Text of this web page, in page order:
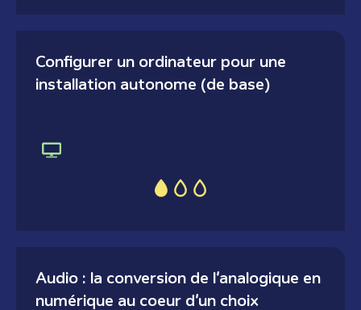
Configurer un ordinateur pour une
installation autonome (de base)
Audio : la conversion de l’analogique en
numérique au coeur d’un choix